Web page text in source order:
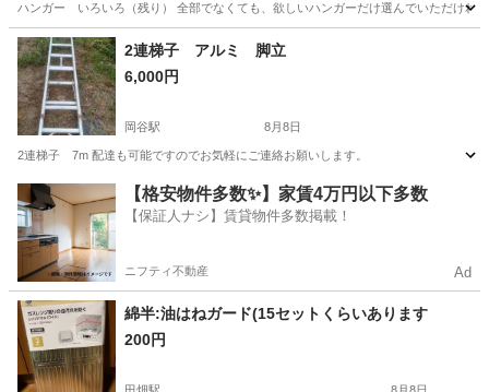
ハンガー いろいろ（残り） 全部でなくても、欲しいハンガーだけ選んでいただけれ
長野 松本市 松本駅 譲り
2連梯子 アルミ 脚立
6,000円
岡谷駅 8月8日
2連梯子 7m 配達も可能ですのでお気軽にご連絡お願いします。
長野 諏訪郡 岡谷駅 家庭用品
【格安物件多数✨】家賃4万円以下多数
【保証人ナシ】賃貸物件多数掲載！
ニフティ不動産 Ad
綿半:油はねガード(15セットくらいあります
200円